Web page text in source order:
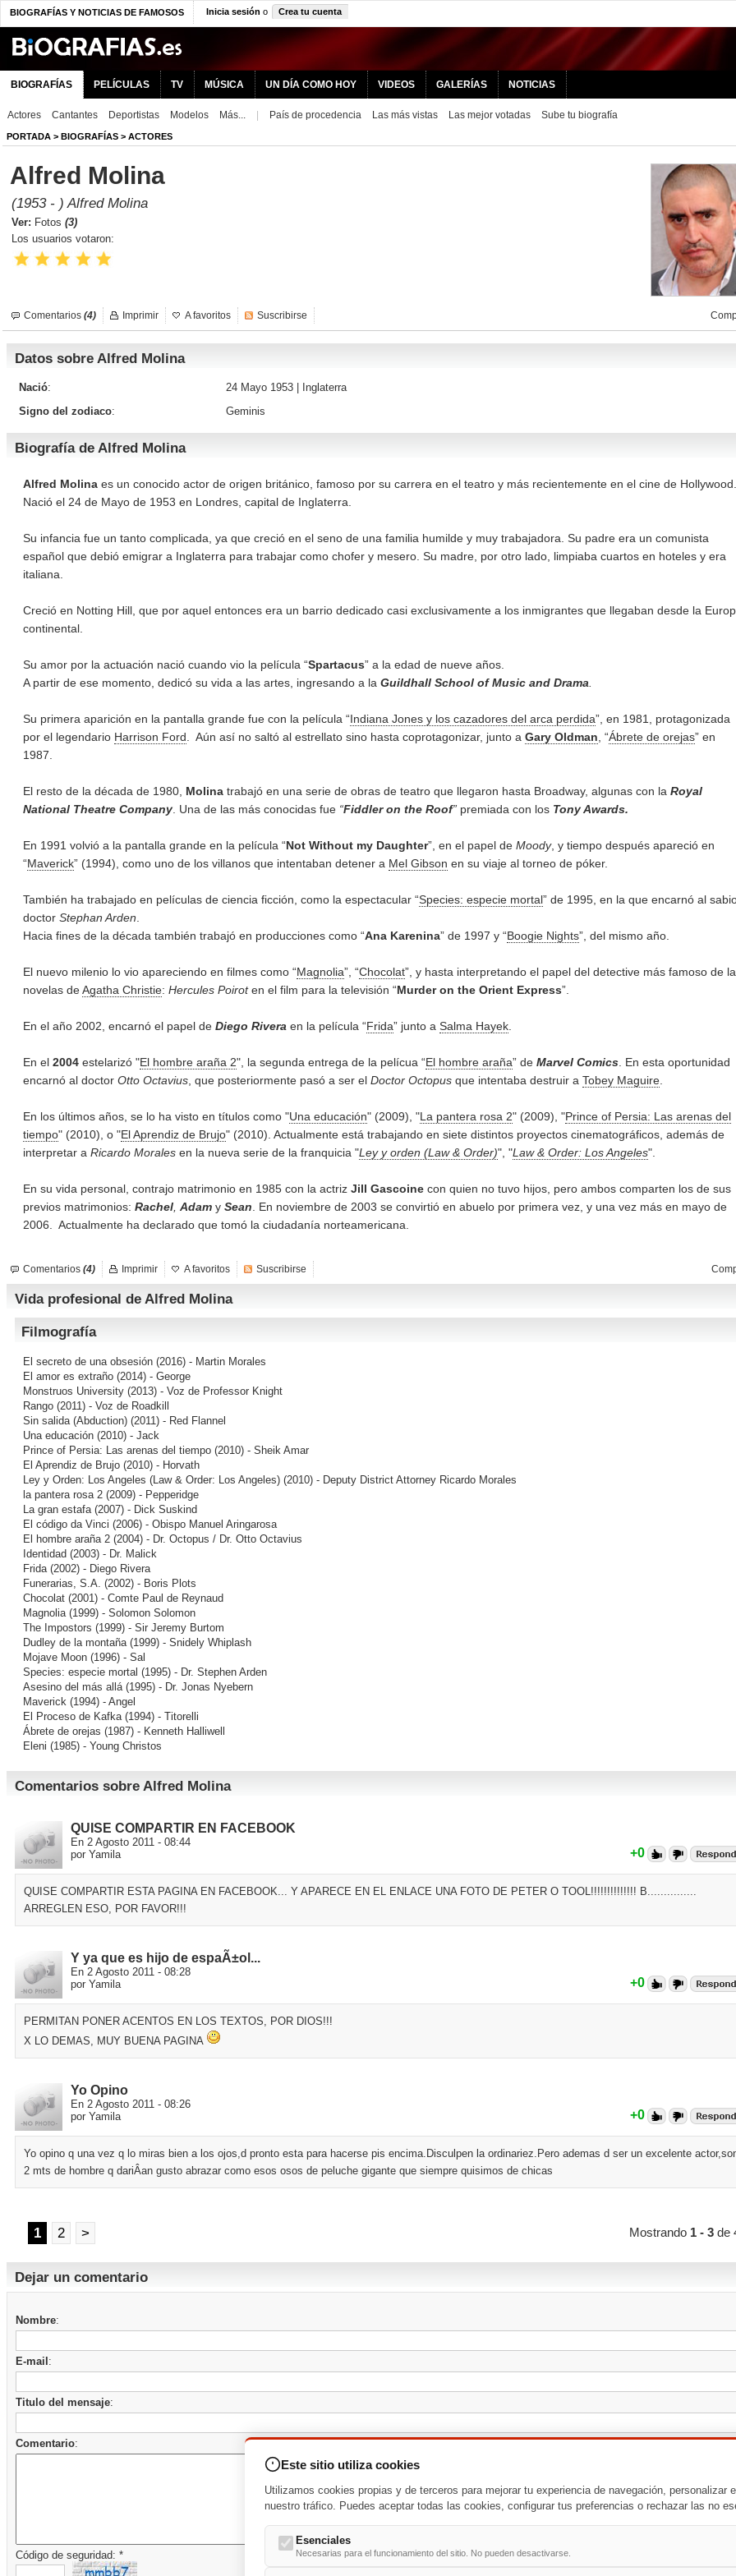
BIOGRAFÍAS Y NOTICIAS DE FAMOSOS Inicia sesión o Crea tu cuenta
BIOGRAFÍAS PELÍCULAS TV MÚSICA UN DÍA COMO HOY VIDEOS GALERÍAS NOTICIAS
Actores Cantantes Deportistas Modelos Más... País de procedencia Las más vistas Las mejor votadas Sube tu biografía
PORTADA > BIOGRAFÍAS > ACTORES
Alfred Molina
(1953 - ) Alfred Molina
Ver: Fotos (3)
Los usuarios votaron:
Comentarios (4) Imprimir A favoritos Suscribirse
Datos sobre Alfred Molina
Nació: 24 Mayo 1953 |
Inglaterra
Signo del zodiaco: Geminis
Biografía de Alfred Molina
Alfred Molina es un conocido actor de origen británico, famoso por su carrera en el teatro y más recientemente en el cine de Hollywood.
Nació el 24 de Mayo de 1953 en Londres, capital de Inglaterra.
Su infancia fue un tanto complicada, ya que creció en el seno de una familia humilde y muy trabajadora. Su padre era un comunista
español que debió emigrar a Inglaterra para trabajar como chofer y mesero. Su madre, por otro lado, limpiaba cuartos en hoteles y era
italiana.
Creció en Notting Hill, que por aquel entonces era un barrio dedicado casi exclusivamente a los inmigrantes que llegaban desde la
continental.
Su amor por la actuación nació cuando vio la película “Spartacus” a la edad de nueve años.
A partir de ese momento, dedicó su vida a las artes, ingresando a la Guildhall School of Music and Drama
Su primera aparición en la pantalla grande fue con la película “Indiana Jones y los cazadores del arca perdida”, en 1981, protagonizada
por el legendario Harrison Ford . Aún así no saltó al estrellato sino hasta coprotagonizar, junto a Gary Oldman , “Ábrete de orejas” en
1987.
El resto de la década de 1980, Molina trabajó en una serie de obras de teatro que llegaron hasta Broadway, algunas con la Royal
National Theatre Company . Una de las más conocidas fue “Fiddler on the Roof” premiada con los Tony Awards.
En 1991 volvió a la pantalla grande en la película “Not Without my Daughter”, en el papel de Moody, y tiempo después apareció en
“Maverick” (1994), como uno de los villanos que intentaban detener a Mel Gibson en su viaje al torneo de póker.
También ha trabajado en películas de ciencia ficción, como la espectacular “Species: especie mortal” de 1995, en la que encarnó al
doctor Stephan Arden
Hacia fines de la década también trabajó en producciones como “Ana Karenina” de 1997 y “Boogie Nights”, del mismo año.
El nuevo milenio lo vio apareciendo en filmes como “Magnolia”, “Chocolat”, y hasta interpretando el papel del detective más famoso de
novelas deAgatha Christie: Hercules Poiroten el film para la televisión “Murder on the Orient Express”.
En el año 2002, encarnó el papel de Diego Rivera en la película “Frida” junto a Salma Hayek
En el 2004 estelarizó "El hombre araña 2", la segunda entrega de la pelícua “El hombre araña” de Marvel Comics . En esta oportunidad
encarnó al doctor Otto Octavius , que posteriormente pasó a ser el Doctor Octopus que intentaba destruir a Tobey Maguire
En los últimos años, se lo ha visto en títulos como "Una educación" (2009), "La pantera rosa 2" (2009), "Prince of Persia: Las arenas del
tiempo" (2010), o "El Aprendiz de Brujo" (2010). Actualmente está trabajando en siete distintos proyectos cinematográficos, además de
interpretar a Ricardo Morales en la nueva serie de la franquicia "Ley y orden (Law & Order)", "Law & Order: Los Angeles".
En su vida personal, contrajo matrimonio en 1985 con la actriz Jill Gascoine con quien no tuvo hijos, pero ambos comparten los de sus
previos matrimonios: Rachel Adam y Sean . En noviembre de 2003 se convirtió en abuelo por primera vez, y una vez más en mayo de
2006. Actualmente ha declarado que tomó la ciudadanía norteamericana.
Comentarios (4) Imprimir A favoritos Suscribirse
Vida profesional de Alfred Molina
Filmografía
El secreto de una obsesión (2016) - Martin Morales
El amor es extraño (2014) - George
Monstruos University (2013) - Voz de Professor Knight
Rango (2011) - Voz de Roadkill
Sin salida (Abduction) (2011) - Red Flannel
Una educación (2010) - Jack
Prince of Persia: Las arenas del tiempo (2010) - Sheik Amar
El Aprendiz de Brujo (2010) - Horvath
Ley y Orden: Los Angeles (Law & Order: Los Angeles) (2010) - Deputy District Attorney Ricardo Morales
la pantera rosa 2 (2009) - Pepperidge
La gran estafa(2007) - Dick Suskind
El código da Vinci (2006) - Obispo Manuel Aringarosa
El hombre araña 2 (2004) - Dr. Octopus / Dr. Otto Octavius
Identidad (2003) - Dr. Malick
Frida(2002) - Diego Rivera
Funerarias, S.A. (2002) - Boris Plots
Chocolat (2001) - Comte Paul de Reynaud
Magnolia(1999) - Solomon Solomon
The Impostors (1999) - Sir Jeremy Burtom
Dudley de la montaña(1999) - Snidely Whiplash
Mojave Moon (1996) - Sal
Species: especie mortal (1995) - Dr. Stephen Arden
Asesino del más allá(1995) - Dr. Jonas Nyebern
Maverick (1994) - Angel
El Proceso de Kafka(1994) - Titorelli
Ábrete de orejas (1987) - Kenneth Halliwell
Eleni (1985) - Young Christos
Comentarios sobre Alfred Molina
QUISE COMPARTIR EN FACEBOOK
En 2 Agosto 2011 - 08:44
por Yamila
+0
QUISE COMPARTIR ESTA PAGINA EN FACEBOOK... Y APARECE EN EL ENLACE UNA FOTO DE PETER O TOOL!!!!!!!!!!!!!! B...............
ARREGLEN ESO, POR FAVOR!!!
Y ya que es hijo de espaÃ±ol...
En 2 Agosto 2011 - 08:28
por Yamila
+0
PERMITAN PONER ACENTOS EN LOS TEXTOS, POR DIOS!!!
X LO DEMAS, MUY BUENA PAGINA
Yo Opino
En 2 Agosto 2011 - 08:26
por Yamila
+0
Yo opino q una vez q lo miras bien a los ojos,d pronto esta para hacerse pis encima.Disculpen la ordinariez.Pero ademas d ser un excelente
2 mts de hombre q dariÂ­an gusto abrazar como esos osos de peluche gigante que siempre quisimos de chicas
1 2 > Mostrando 1 - 3 de
Dejar un comentario
Nombre:
E-mail :
Titulo del mensaje:
Comentario:
Código de seguridad: *
Este sitio utiliza cookies
Utilizamos cookies propias y de terceros para mejorar tu experiencia de navegación, personalizar
nuestro tráfico. Puedes aceptar todas las cookies, configurar tus preferencias o rechazar las no
Esenciales
Necesarias para el funcionamiento del sitio. No pueden desactivarse.